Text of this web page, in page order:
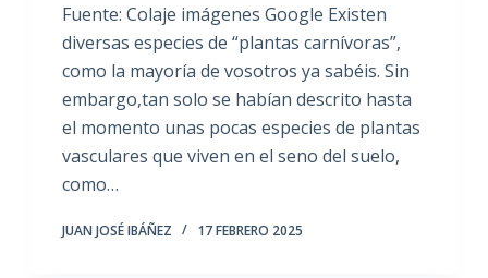
Fuente: Colaje imágenes Google Existen
diversas especies de “plantas carnívoras”,
como la mayoría de vosotros ya sabéis. Sin
embargo,tan solo se habían descrito hasta
el momento unas pocas especies de plantas
vasculares que viven en el seno del suelo,
como…
JUAN JOSÉ IBÁÑEZ 17 FEBRERO 2025